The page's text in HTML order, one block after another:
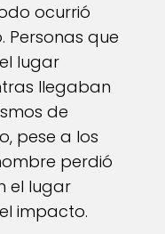
ocurrió
que
lugar
llegaban
de
pese a los
perdió
el lugar
impacto.